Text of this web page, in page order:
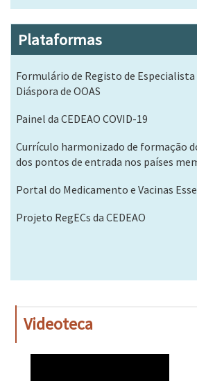
Plataformas
Formulário de Registo de Especialista
Diáspora de OOAS
Painel da CEDEAO COVID-19
Currículo harmonizado de formação
dos pontos de entrada nos países
Portal do Medicamento e Vacinas
Projeto RegECs da CEDEAO
Videoteca